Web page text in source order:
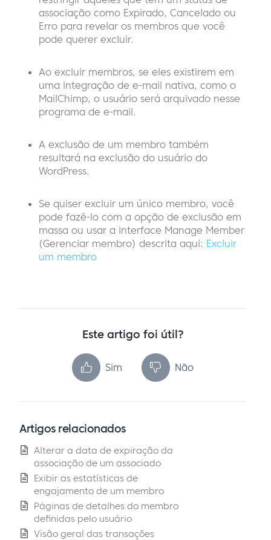
associação como Expirado, Cancelado ou
Erro para revelar os membros que você
pode querer excluir.
Ao excluir membros, se eles existirem em
uma integração de e-mail nativa, como o
MailChimp, o usuário será arquivado nesse
programa de e-mail.
A exclusão de um membro também
resultará na exclusão do usuário do
WordPress.
Se quiser excluir um único membro, você
pode fazê-lo com a opção de exclusão em
massa ou usar a interface Manage Member
(Gerenciar membro) descrita aqui: Excluir
um membro
Este artigo foi útil?
Sim Não
Artigos relacionados
Alterar a data de expiração da
associação de um associado
Exibir as estatísticas de
engajamento de um membro
Páginas de detalhes do membro
definidas pelo usuário
Visão geral das transações